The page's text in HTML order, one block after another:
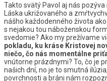
Takto svätý Pavol aj nás
Láska ukrižovaného a
nášho každodenného života
s nejakou tou náboženskou
svedomie? Ako my prežívame
pokladu, ku kráse Kristovej
niečo, čo nás momentálne
vnútorne prázdnymi? To, čo je
našich dní, no je to smutná
povrchnosti a bráni nám